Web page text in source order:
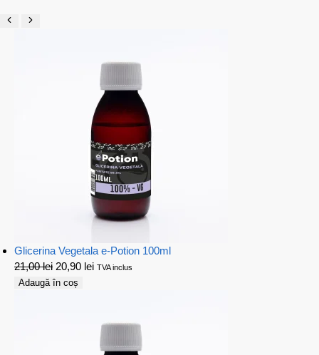
Glicerina Vegetala e-Potion 100ml
21,00lei 20,90 lei TVA inclus
Adaugă în coș